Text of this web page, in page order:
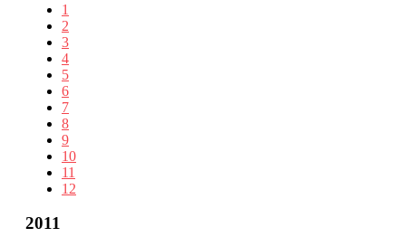
1
2
3
4
5
6
7
8
9
10
11
12
2011